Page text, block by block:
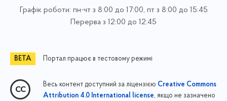
Графік роботи: пн-чт з 8:00 до 17:00, пт з 8:00 до 15:45
Перерва з 12:00 до 12:45
Портал працює в тестовому режимі
Весь контент доступний за ліцензією Creative Commons
Attribution 4.0 International license, якщо не зазначено